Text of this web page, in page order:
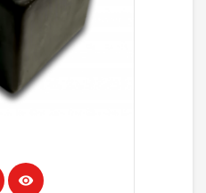
visibility